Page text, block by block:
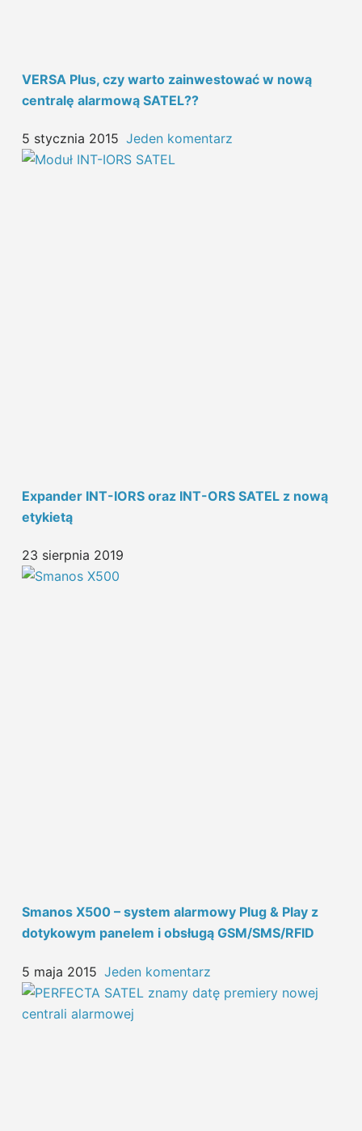
VERSA Plus, czy warto zainwestować w nową
centralę alarmową SATEL??
5 stycznia 2015 Jeden komentarz
Expander INT-IORS oraz INT-ORS SATEL z nową
etykietą
23 sierpnia 2019
Smanos X500 – system alarmowy Plug & Play z
dotykowym panelem i obsługą GSM/SMS/RFID
5 maja 2015 Jeden komentarz